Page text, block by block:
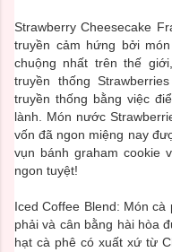
Strawberry Cheesecake
truyền cảm hứng bởi
chuộng nhất trên thế
truyền thống
truyền thống bằng việc
lành. Món nước
vốn đã ngon miệng nay
vụn bánh graham cookie
ngon tuyệt!
Iced Coffee Blend: Món
phải và cân bằng hài hòa
hạt cà phê có xuất xứ từ